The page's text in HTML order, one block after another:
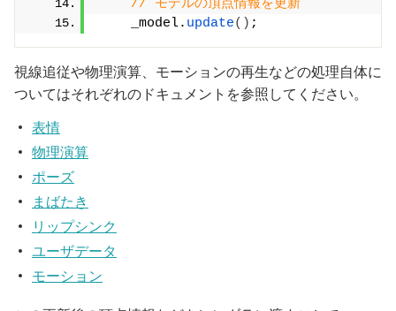
// モデルの頂点情報を更新
    _model.
update() ;
視線追従や物理演算、モーションの再生などの処理自体に
ついてはそれぞれのドキュメントを参照してください。
表情
物理演算
ポーズ
まばたき
リップシンク
ユーザデータ
モーション